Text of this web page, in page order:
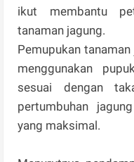
ikut membantu
tanaman jagung.
Pemupukan
menggunakan
sesuai dengan
pertumbuhan
yang maksimal.